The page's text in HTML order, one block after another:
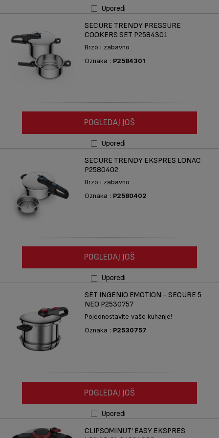
Uporedi
SECURE TRENDY PRESSURE
COOKERS SET P2584301
Brzo i zabavno
Oznaka : P2584301
POGLEDAJ JOŠ
Uporedi
SECURE TRENDY EKSPRES LONAC
P2580402
Brzo i zabavno
Oznaka : P2580402
POGLEDAJ JOŠ
Uporedi
SET INGENIO EMOTION - SECURE 5
NEO P2530757
Pojednostavite vaše kuhanje!
Oznaka : P2530757
POGLEDAJ JOŠ
Uporedi
CLIPSOMINUT' EASY EKSPRES